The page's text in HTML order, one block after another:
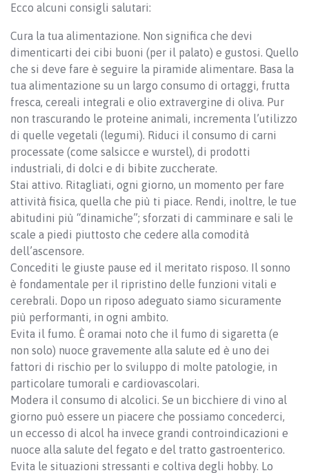
Ecco alcuni consigli salutari:
Cura la tua alimentazione. Non significa che devi
dimenticarti dei cibi buoni (per il palato) e gustosi. Quello
che si deve fare è seguire la piramide alimentare. Basa la
tua alimentazione su un largo consumo di ortaggi, frutta
fresca, cereali integrali e olio extravergine di oliva. Pur
non trascurando le proteine animali, incrementa l’utilizzo
di quelle vegetali (legumi). Riduci il consumo di carni
processate (come salsicce e wurstel), di prodotti
industriali, di dolci e di bibite zuccherate.
Stai attivo. Ritagliati, ogni giorno, un momento per fare
attività fisica, quella che più ti piace. Rendi, inoltre, le tue
abitudini più “dinamiche”; sforzati di camminare e sali le
scale a piedi piuttosto che cedere alla comodità
dell’ascensore.
Concediti le giuste pause ed il meritato risposo. Il sonno
è fondamentale per il ripristino delle funzioni vitali e
cerebrali. Dopo un riposo adeguato siamo sicuramente
più performanti, in ogni ambito.
Evita il fumo. È oramai noto che il fumo di sigaretta (e
non solo) nuoce gravemente alla salute ed è uno dei
fattori di rischio per lo sviluppo di molte patologie, in
particolare tumorali e cardiovascolari.
Modera il consumo di alcolici. Se un bicchiere di vino al
giorno può essere un piacere che possiamo concederci,
un eccesso di alcol ha invece grandi controindicazioni e
nuoce alla salute del fegato e del tratto gastroenterico.
Evita le situazioni stressanti e coltiva degli hobby. Lo